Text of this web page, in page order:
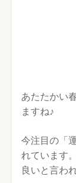
あたたかい
ますね♪
今注目の「
れています
良いと言わ